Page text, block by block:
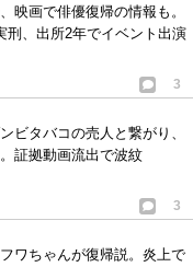
映画で俳優復帰の情報も。
刑、出所2年でイベント出演
3
ビタバコの売人と繋がり、
証拠動画流出で波紋
3
ワちゃんが復帰説。炎上で